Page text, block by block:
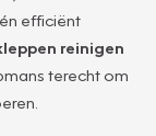
efficiënt
reinigen
terecht om